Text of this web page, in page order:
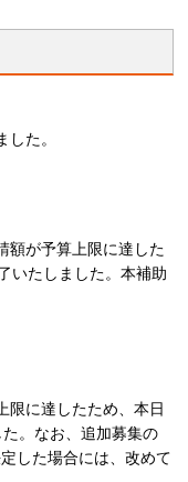
た。
額が予算上限に達した
いたしました。本補助
限に達したため、本日
た。なお、追加募集の
した場合には、改めて